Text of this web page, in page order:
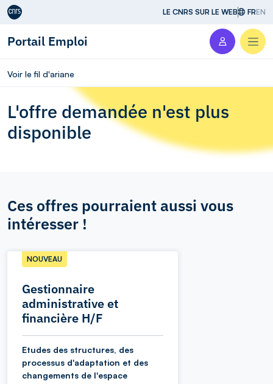
Aller au contenu LE CNRS SUR LE WEB FREN
Portail Emploi
Voir le fil d'ariane
L'offre demandée n'est plus
disponible
Ces offres pourraient aussi vous
intéresser !
Gestionnaire
administrative et
financière H/F
NOUVEAU
Etudes des structures, des
processus d'adaptation et des
changements de l'espace